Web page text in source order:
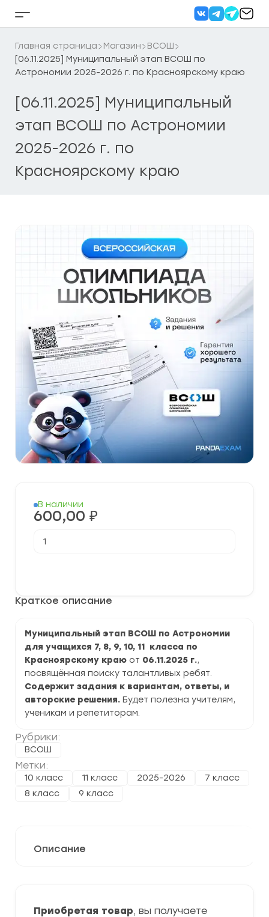
Кнопка
бокового
меню
Главная страница Магазин
ВСОШ
[06.11.2025] Муниципальный этап ВСОШ по
Астрономии 2025-2026 г. по Красноярскому краю
[06.11.2025] Муниципальный
этап ВСОШ по Астрономии
2025-2026 г. по
Красноярскому краю
Краткое описание
Муниципальный этап ВСОШ по Астрономии
для учащихся 7, 8, 9, 10, 11 класса по
Красноярскому краю от 06.11.2025 г.,
посвящённая поиску талантливых ребят.
Содержит задания к вариантам, ответы, и
авторские решения. Будет полезна учителям,
ученикам и репетиторам.
Рубрики:
ВСОШ
Метки:
10 класс 11 класс 2025-2026
7 класс
8 класс
9 класс
В наличии
600,00 ₽
товара
Астрономии
г.
по
Красноярскому
краю
Описание
Приобретая товар, вы получаете